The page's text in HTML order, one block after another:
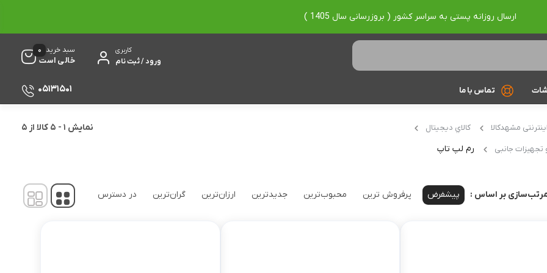
ارسال روزانه پستی به سراسر کشور ( بروزرسانی سال 1405 )
کاربری
ورود / ثبت نام
سبد خرید
خالی است
0
Asus
تماس با ما 05131501
مشهدکالا کالاي ديجيتال
تجهیزات جانبی رم لپ تاپ
نمایش 1
-
5 کالا از 5
بر اساس : پیشفرض پرفروش ترین محبوب‌ترین جدیدترین ارزان‌ترین گران‌ترین در دسترس